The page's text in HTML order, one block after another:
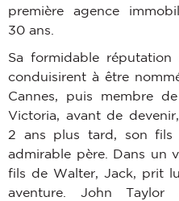
première agence
30 ans.
Sa formidable
conduisirent à être
Cannes, puis membre
Victoria, avant de
2 ans plus tard, son fils
admirable père. Dans un
fils de Walter, Jack, prit
aventure. John